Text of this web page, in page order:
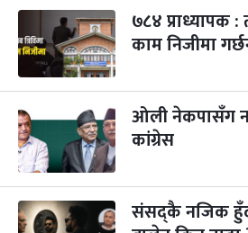
३
मंगल
महानवमी
कार्तिक ३, २०८३-Oct 20, 2026
४
कार्तिक ४, २०८३ Oct 21, 2026
५
बिहि
पापा‌ङ्कुशा एकादशी व्रत
कार्तिक ५, २०८३
२२
आइत
कुकुर तिहार
कार्तिक २२, २०८३ Nov 8, 2026
७८४ प्राध्यापक
काम निजीमा
ओली नेकपासँग
कांग्रेस
संसद्कै नजिक हुँदा